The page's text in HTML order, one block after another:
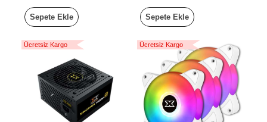
Sepete Ekle Sepete Ekle
Ücretsiz Kargo Ücretsiz Kargo